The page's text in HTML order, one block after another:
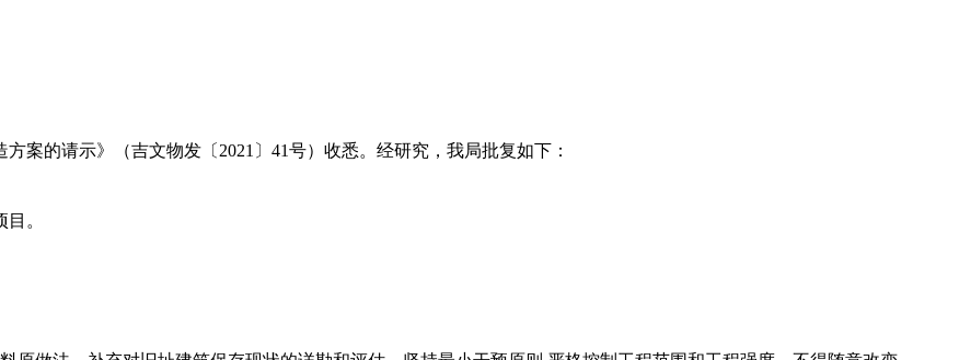
案的请示》（吉文物发〔2021〕41号）收悉。经研究，我局批复如下：
。